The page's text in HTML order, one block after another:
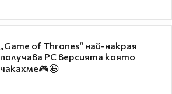
„Game of Thrones“ най-накрая
получава PC версията която
чакахме🎮🤩